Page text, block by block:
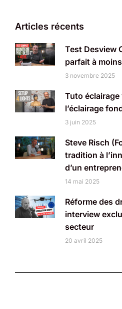
Articles récents
Test Desview
parfait à
3 novembre 2025
Tuto
l’éclairage
3 juin 2025
Steve Risch
tradition à
d’un
14 mai 2025
Réforme des
interview
secteur
20 avril 2025